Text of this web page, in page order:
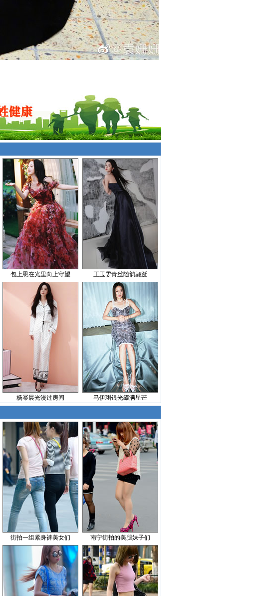
包上恩在光里向上守望 王玉雯青丝随韵翩跹
杨幂晨光漫过房间 马伊琍银光缀满星芒
街拍一组紧身裤美女们 南宁街拍的美腿妹子们